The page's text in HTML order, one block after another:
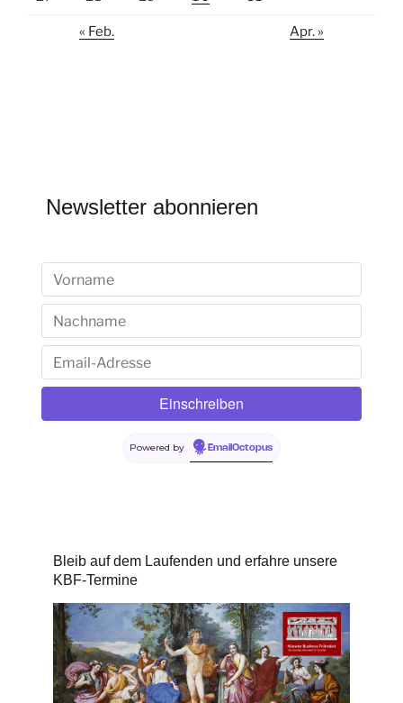
« Feb. Apr. »
Newsletter abonnieren
Powered by EmailOctopus
Bleib auf dem Laufenden und erfahre unsere
KBF-Termine